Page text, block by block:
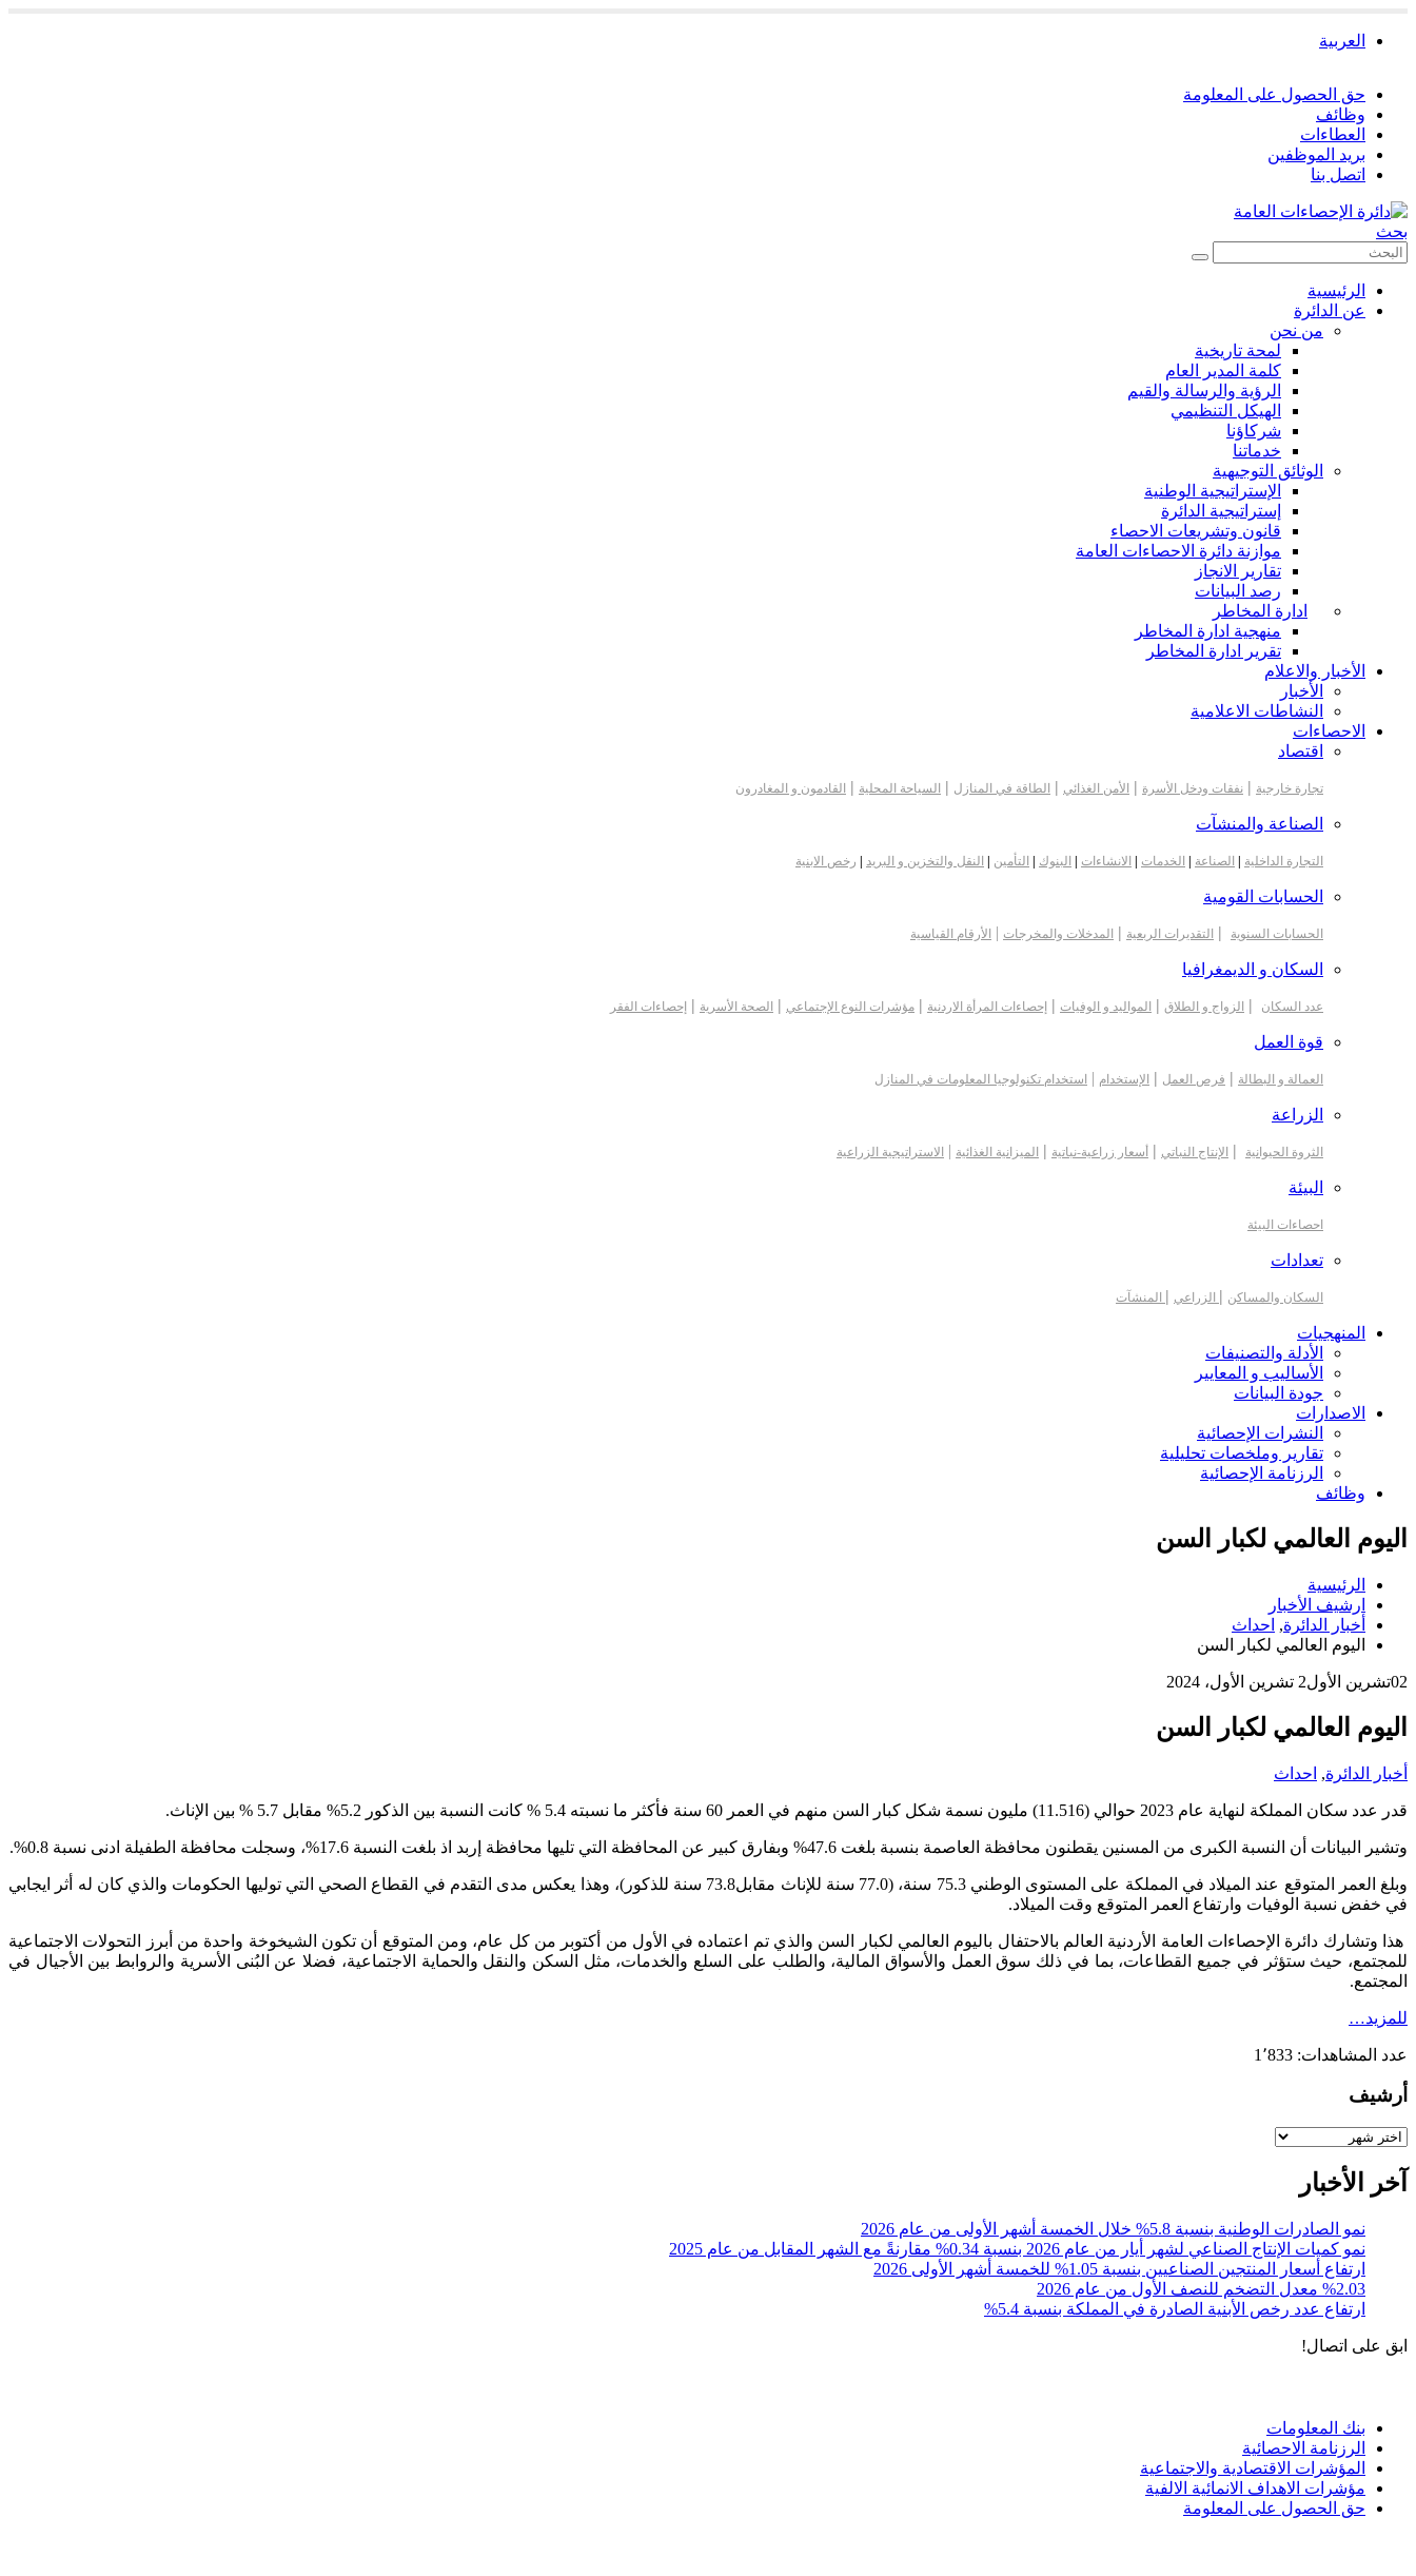
العربية
حق الحصول على المعلومة
وظائف
العطاءات
بريد الموظفين
اتصل بنا
بحث
الرئيسية
عن الدائرة
من نحن
لمحة تاريخية
كلمة المدير العام
الرؤية والرسالة والقيم
الهيكل التنظيمي
شركاؤنا
خدماتنا
الوثائق التوجيهية
الإستراتيجية الوطنية
إستراتيجية الدائرة
قانون وتشريعات الاحصاء
موازنة دائرة الاحصاءات العامة
تقارير الانجاز
رصد البيانات
ادارة المخاطر
منهجية ادارة المخاطر
تقرير ادارة المخاطر
الأخبار والاعلام
الأخبار
النشاطات الاعلامية
الاحصاءات
اقتصاد
تجارة خارجية | نفقات ودخل الأسرة | الأمن الغذائي | الطاقة في المنازل | السياحة المحلية | القادمون و المغادرون
الصناعة والمنشآت
التجارة الداخلية الصناعة الخدمات الانشاءات البنوك التأمين النقل والتخزين و البريد رخص الابنية
الحسابات القومية
الحسابات السنوية | التقديرات الربعية | المدخلات والمخرجات | الأرقام القياسية
السكان و الديمغرافيا
عدد السكان | الزواج و الطلاق | المواليد و الوفيات | إحصاءات المرأة الاردنية | مؤشرات النوع الإجتماعي | الصحة الأسرية | إحصاءات الفقر
قوة العمل
العمالة و البطالة | فرص العمل | الإستخدام | استخدام تكنولوجيا المعلومات في المنازل
الزراعة
الثروة الحيوانية | الإنتاج النباتي | أسعار زراعية-نباتية | الميزانية الغذائية | الاستراتيجية الزراعية
البيئة
احصاءات البيئة
تعدادات
السكان والمساكن | الزراعي | المنشآت
المنهجيات
الأدلة والتصنيفات
الأساليب و المعايير
جودة البيانات
الاصدارات
النشرات الإحصائية
تقارير وملخصات تحليلية
الرزنامة الإحصائية
وظائف
اليوم العالمي لكبار السن
الرئيسية
ارشيف الأخبار
أخبار الدائرة, احداث
اليوم العالمي لكبار السن
02تشرين الأول2 تشرين الأول، 2024
اليوم العالمي لكبار السن
أخبار الدائرة, احداث
قدر عدد سكان المملكة لنهاية عام 2023 حوالي (11.516) مليون نسمة شكل كبار السن منهم في العمر 60 سنة فأكثر ما نسبته 5.4 % كانت النسبة بين الذكور 5.2% مقابل 5.7 % بين الإناث.
وتشير البيانات أن النسبة الكبرى من المسنين يقطنون محافظة العاصمة بنسبة بلغت 47.6% وبفارق كبير عن المحافظة التي تليها محافظة إربد اذ بلغت النسبة 17.6%، وسجلت محافظة الطفيلة ادنى نسبة 0.8%.
وبلغ العمر المتوقع عند الميلاد في المملكة على المستوى الوطني 75.3 سنة، (77.0 سنة للإناث مقابل73.8 سنة للذكور)، وهذا يعكس مدى التقدم في القطاع الصحي التي توليها الحكومات والذي كان له أثر ايجابي
في خفض نسبة الوفيات وارتفاع العمر المتوقع وقت الميلاد.
هذا وتشارك دائرة الإحصاءات العامة الأردنية العالم بالاحتفال باليوم العالمي لكبار السن والذي تم اعتماده في الأول من أكتوبر من كل عام، ومن المتوقع أن تكون الشيخوخة واحدة من أبرز التحولات الاجتماعية
للمجتمع، حيث ستؤثر في جميع القطاعات، بما في ذلك سوق العمل والأسواق المالية، والطلب على السلع والخدمات، مثل السكن والنقل والحماية الاجتماعية، فضلا عن البُنى الأسرية والروابط بين الأجيال في
المجتمع.
للمزيد…
عدد المشاهدات: 1٬833
أرشيف
أرشيف
آخر الأخبار
نمو الصادرات الوطنية بنسبة 5.8% خلال الخمسة أشهر الأولى من عام 2026
نمو كميات الإنتاج الصناعي لشهر أيار من عام 2026 بنسبة 0.34% مقارنةً مع الشهر المقابل من عام 2025
ارتفاع أسعار المنتجين الصناعيين بنسبة 1.05% للخمسة أشهر الأولى 2026
%2.03 معدل التضخم للنصف الأول من عام 2026
ارتفاع عدد رخص الأبنية الصادرة في المملكة بنسبة 5.4%
ابق على اتصال!
بنك المعلومات
الرزنامة الاحصائية
المؤشرات الاقتصادية والاجتماعية
مؤشرات الاهداف الانمائية الالفية
حق الحصول على المعلومة